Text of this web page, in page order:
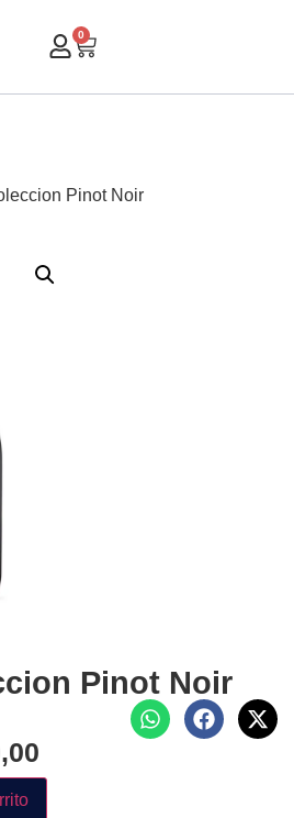
0
Pinot Noir
Pinot Noir